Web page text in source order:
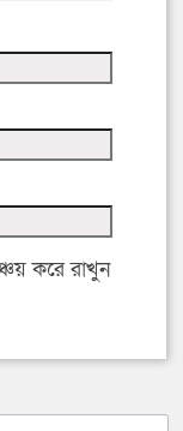
করে রাখুন